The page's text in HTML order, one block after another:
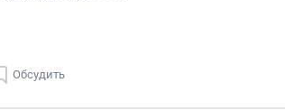
Обсудить